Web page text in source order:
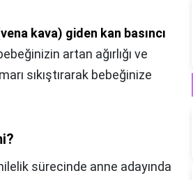
kava) giden kan basıncı
artan ağırlığı ve
sıkıştırarak bebeğinize
sürecinde anne adayında